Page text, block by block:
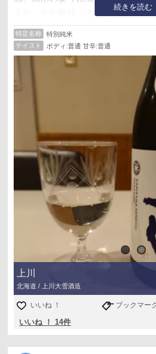
続きを読む
えめ、やや酸味、キレあり。
感想
メロンの風味が面白い。甘いと思
スト、酸味が立っていて飲みやす
持ち昆布の和え物と合わせたが、
精米歩合:60%
特定名称
特別純米
テイスト
ボディ:普通 甘辛:普通
上川
北海道 / 上川大雪酒造
いいね ！ ブックマー
いいね ！ 14件